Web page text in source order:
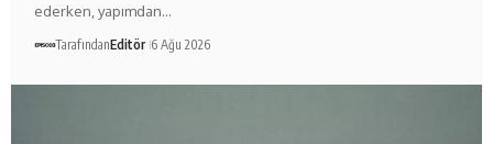
ederken, yapımdan…
TarafındanEditör 6 Ağu 2026